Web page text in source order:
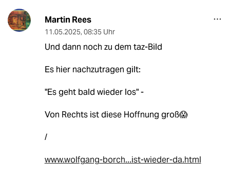
Martin Rees
11.05.2025, 08:35 Uhr
Und dann noch zu dem taz-Bild
Es hier nachzutragen gilt:
"Es geht bald wieder los" -
Von Rechts ist diese Hoffnung groß😱
/
www.wolfgang-borch...ist-wieder-da.html